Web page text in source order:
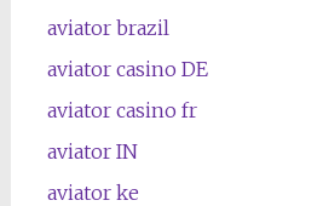
aviator brazil
aviator casino DE
aviator casino fr
aviator IN
aviator ke